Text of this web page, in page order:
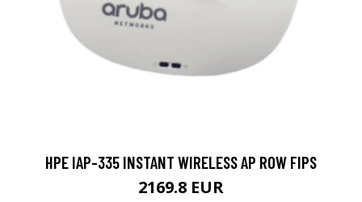
HPE IAP-335 INSTANT WIRELESS AP ROW FIPS
2169.8 EUR